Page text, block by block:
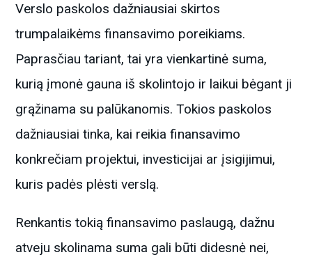
Verslo paskolos dažniausiai skirtos
trumpalaikėms finansavimo poreikiams.
Paprasčiau tariant, tai yra vienkartinė suma,
kurią įmonė gauna iš skolintojo ir laikui bėgant ji
grąžinama su palūkanomis. Tokios paskolos
dažniausiai tinka, kai reikia finansavimo
konkrečiam projektui, investicijai ar įsigijimui,
kuris padės plėsti verslą.
Renkantis tokią finansavimo paslaugą, dažnu
atveju skolinama suma gali būti didesnė nei,